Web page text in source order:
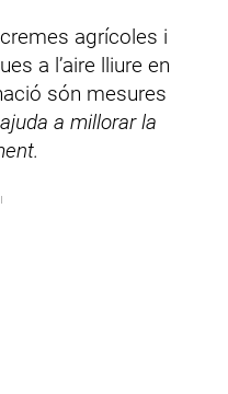
agrícoles i
a l’aire lliure en
són mesures
a millorar la